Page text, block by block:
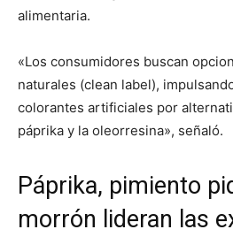
alimentaria.
«Los consumidores buscan
naturales (clean label),
colorantes artificiales por
páprika y la oleorresina», señaló.
Páprika, pimiento
morrón lideran las